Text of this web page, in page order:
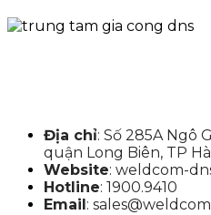
Địa chỉ: Số 285A Ngô
quận Long Biên, TP
Website: weldcom-
Hotline: 1900.9410
Email :